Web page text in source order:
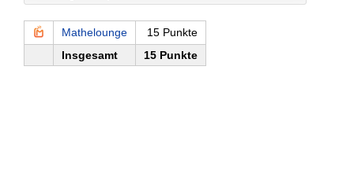
Mathelounge
15 Punkte
Insgesamt
15 Punkte